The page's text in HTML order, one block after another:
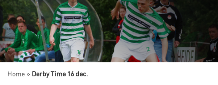
Home » Derby Time 16 dec.